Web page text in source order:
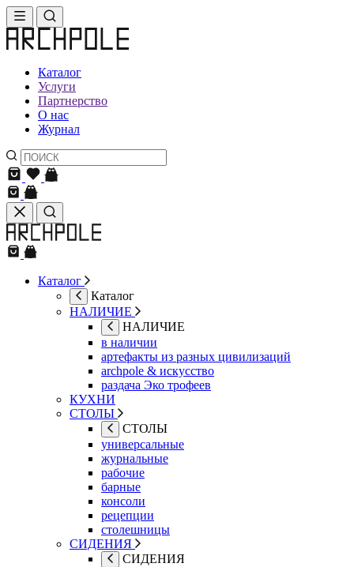
Каталог
Услуги
Партнерство
О нас
Журнал
Каталог
Каталог
НАЛИЧИЕ
НАЛИЧИЕ
в наличии
артефакты из разных цивилизаций
archpole & искусство
раздача Эко трофеев
КУХНИ
СТОЛЫ
СТОЛЫ
универсальные
журнальные
рабочие
барные
консоли
рецепции
столешницы
СИДЕНИЯ
СИДЕНИЯ